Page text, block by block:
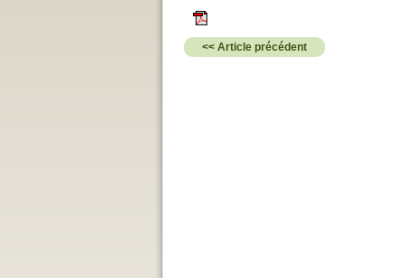
<< Article précédent